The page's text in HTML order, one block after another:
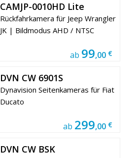
CAMJP-0010HD Lite
Rückfahrkamera für Jeep Wrangler
JK | Bildmodus AHD / NTSC
ab 99,00 €
DVN CW 6901S
Dynavision Seitenkameras für Fiat
Ducato
ab 299,00 €
DVN CW BSK